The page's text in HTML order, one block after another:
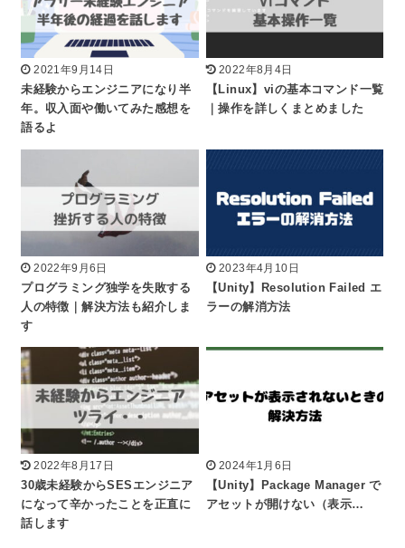
2021年9月14日
未経験からエンジニアになり半
年。収入面や働いてみた感想を
語るよ
2022年8月4日
【Linux】viの基本コマンド一覧
｜操作を詳しくまとめました
2022年9月6日
プログラミング独学を失敗する
人の特徴｜解決方法も紹介しま
す
2023年4月10日
【Unity】Resolution Failed エ
ラーの解消方法
2022年8月17日
30歳未経験からSESエンジニア
になって辛かったことを正直に
話します
2024年1月6日
【Unity】Package Manager で
アセットが開けない（表示…